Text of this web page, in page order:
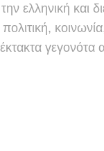
ελληνική και
πολιτική,